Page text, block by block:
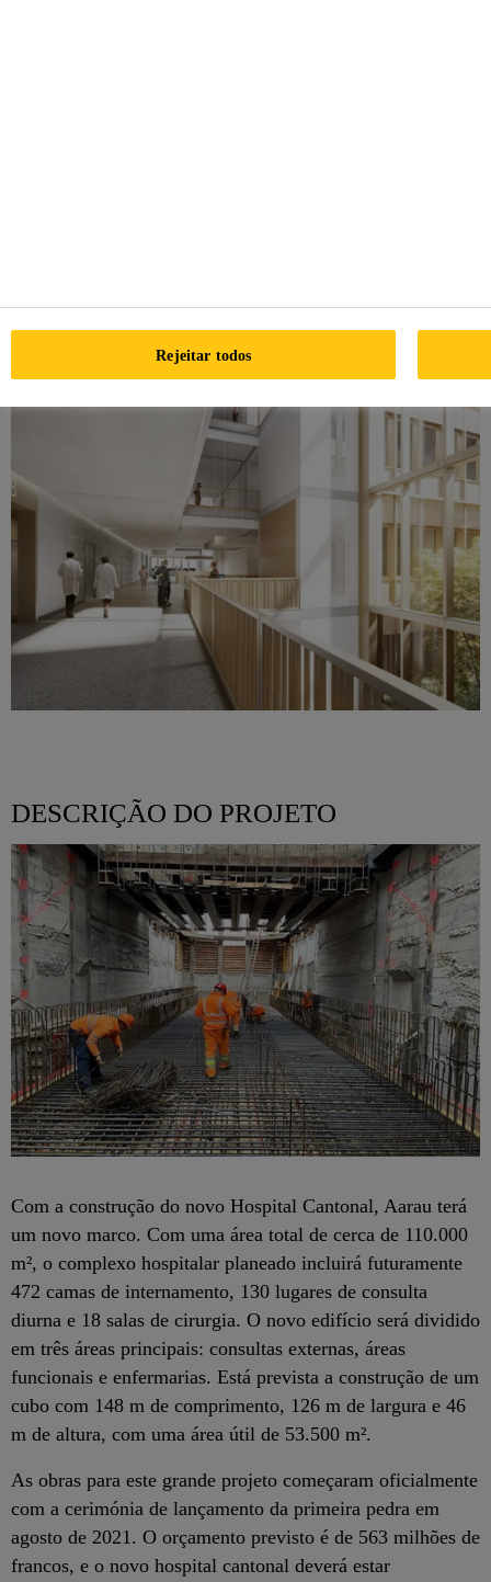
qualidade.
DESCRIÇÃO DO PROJETO
Com a construção do novo Hospital Cantonal, Aarau terá
um novo marco. Com uma área total de cerca de 110.000
m², o complexo hospitalar planeado incluirá futuramente
472 camas de internamento, 130 lugares de consulta
diurna e 18 salas de cirurgia. O novo edifício será dividido
em três áreas principais: consultas externas, áreas
funcionais e enfermarias. Está prevista a construção de um
cubo com 148 m de comprimento, 126 m de largura e 46
m de altura, com uma área útil de 53.500 m².
As obras para este grande projeto começaram oficialmente
com a cerimónia de lançamento da primeira pedra em
agosto de 2021. O orçamento previsto é de 563 milhões de
francos, e o novo hospital cantonal deverá estar
Rejeitar todos